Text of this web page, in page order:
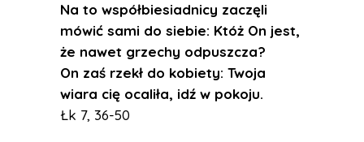
Na to współbiesiadnicy zaczęli
mówić sami do siebie: Któż On jest,
że nawet grzechy odpuszcza?
On zaś rzekł do kobiety: Twoja
wiara cię ocaliła, idź w pokoju.
Łk 7, 36-50